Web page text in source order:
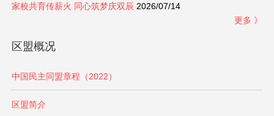
家校共育传薪火 同心筑梦庆双辰 2026/07/14
更多 》
区盟概况
中国民主同盟章程（2022）
区盟简介